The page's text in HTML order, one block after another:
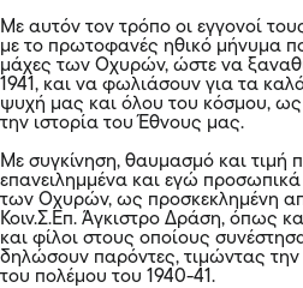
Με αυτόν τον τρόπο οι εγγονοί
με το πρωτοφανές ηθικό μήνυμα
μάχες των Οχυρών, ώστε να
1941, και να φωλιάσουν για τα
ψυχή μας και όλου του κόσμου, ως
την ιστορία του Έθνους μας.
Με συγκίνηση, θαυμασμό και τιμή
επανειλημμένα και εγώ
των Οχυρών, ως προσκεκλημένη
Κοιν.Σ.Επ. Άγκιστρο Δράση, όπως
και φίλοι στους οποίους
δηλώσουν παρόντες, τιμώντας
του πολέμου του 1940-41.